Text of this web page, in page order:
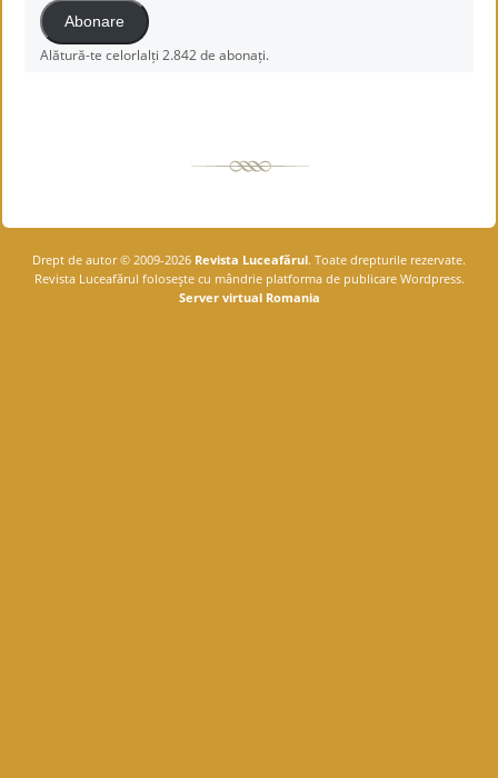
Abonare
Alătură-te celorlalți 2.842 de abonați.
Drept de autor © 2009-2026 Revista Luceafărul. Toate drepturile rezervate.
Revista Luceafărul foloseşte cu mândrie platforma de publicare Wordpress.
Server virtual Romania